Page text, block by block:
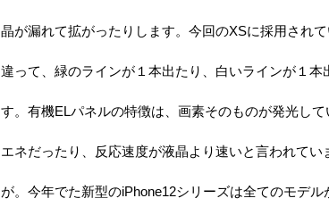
晶が漏れて拡がったりします。今回のXSに採用され
違って、緑のラインが１本出たり、白いラインが１
す。有機ELパネルの特徴は、画素そのものが発光し
エネだったり、反応速度が液晶より速いと言われて
が。今年でた新型のiPhone12シリーズは全てのモデル